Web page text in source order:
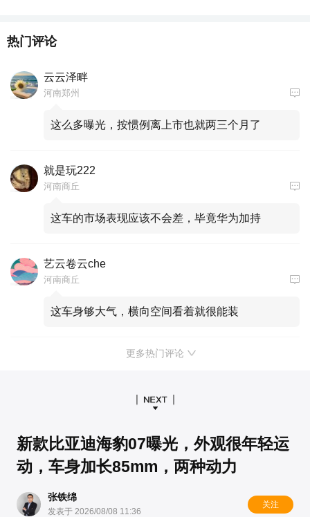
热门评论
云云泽畔
河南郑州
这么多曝光，按惯例离上市也就两三个月了
就是玩222
河南商丘
这车的市场表现应该不会差，毕竟华为加持
艺云卷云che
河南商丘
这车身够大气，横向空间看着就很能装
更多热门评论
新款比亚迪海豹07曝光，外观很年轻运
动，车身加长85mm，两种动力
张铁绵
发表于 2026/08/08 11:36
关注